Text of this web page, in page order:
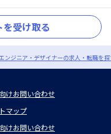
受け取る
ンジニア・デザイナーの求人・転職を
けお問い合わせ
マップ
けお問い合わせ